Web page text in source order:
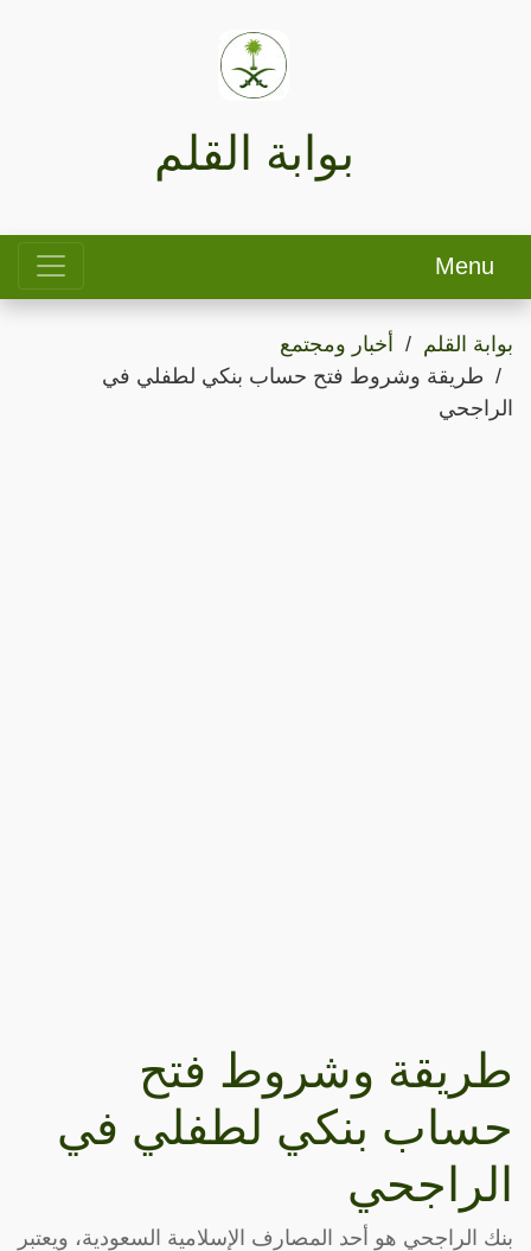
بوابة القلم
Menu
بوابة القلم
أخبار ومجتمع
طريقة وشروط فتح حساب بنكي لطفلي في
الراجحي
طريقة وشروط فتح
حساب بنكي لطفلي في
الراجحي
بنك الراجحي هو أحد المصارف الإسلامية السعودية، ويعتبر